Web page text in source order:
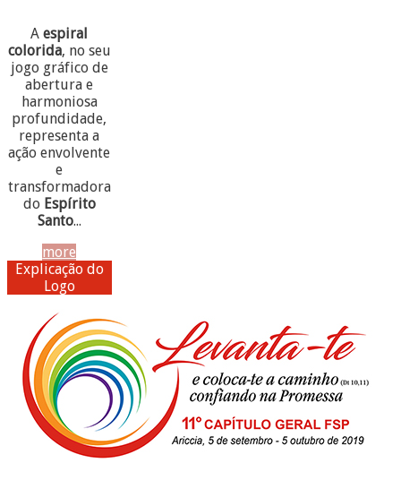
Aespiral
colorida, no seu
jogo gráfico de
abertura e
harmoniosa
profundidade,
representa a
ação envolvente
e
transformadora
do Espírito
Santo...
more
Explicação do
Logo